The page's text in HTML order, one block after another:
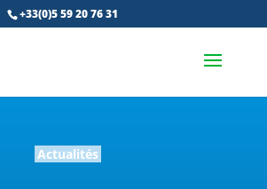
+33(0)5 59 20 76 31
Actualités